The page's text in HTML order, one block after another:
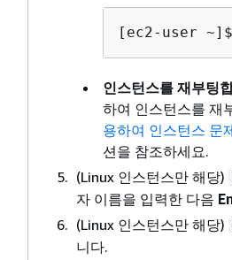
[ec2-user
인스턴스를 재부팅
하여 인스턴스를 재
용하여 인스턴스 문
션을 참조하세요.
(Linux 인스턴스만 해당)
자 이름을 입력한 다음
(Linux 인스턴스만 해당)
니다.